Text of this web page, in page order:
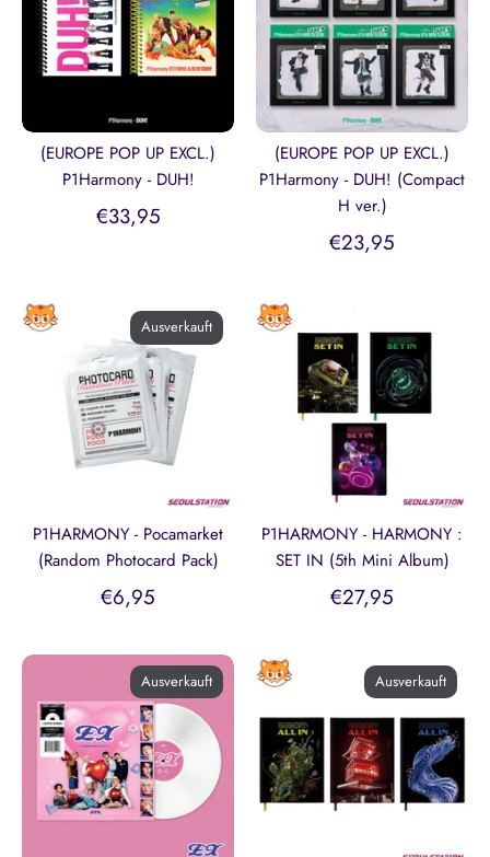
(EUROPE POP UP EXCL.)
P1Harmony - DUH!
€33,95
(EUROPE POP UP EXCL.)
P1Harmony - DUH! (Compact
H ver.)
€23,95
P1HARMONY - Pocamarket
(Random Photocard Pack)
€6,95
Ausverkauft
P1HARMONY - HARMONY :
SET IN (5th Mini Album)
€27,95
Ausverkauft Ausverkauft